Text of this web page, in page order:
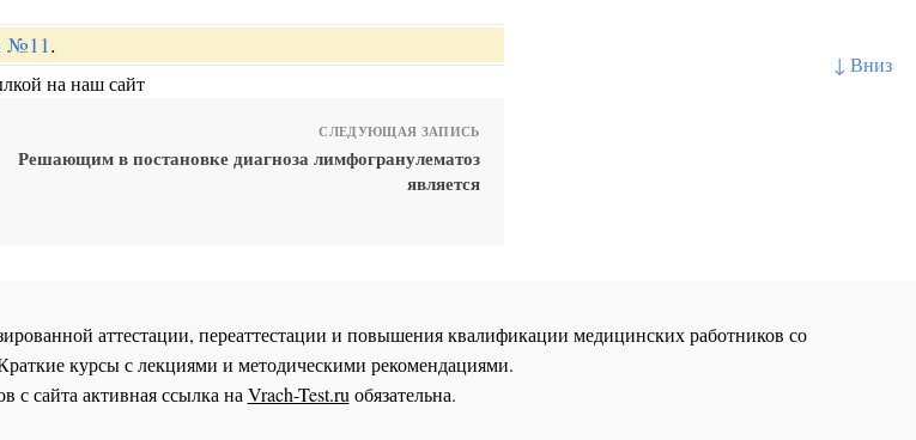
↓ Вниз
№11.
на наш сайт
СЛЕДУЮЩАЯ ЗАПИСЬ
Решающим в постановке диагноза лимфогранулематоз
является
аттестации, переаттестации и повышения квалификации медицинских работников со
курсы с лекциями и методическими рекомендациями.
с сайта активная ссылка наVrach-Test.ruобязательна.